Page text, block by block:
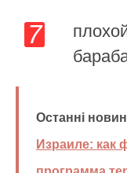
Останні
Израиле: как